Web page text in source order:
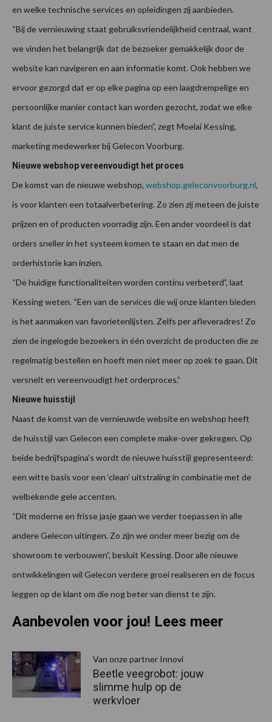
en welke technische services en opleidingen zij aanbieden.
“Bij de vernieuwing staat gebruiksvriendelijkheid centraal, want
we vinden het belangrijk dat de bezoeker gemakkelijk door de
website kan navigeren en aan informatie komt. Ook hebben we
ervoor gezorgd dat er op elke pagina op een laagdrempelige en
persoonlijke manier contact kan worden gezocht, zodat we elke
klant de juiste service kunnen bieden”, zegt Moelai Kessing,
marketing medewerker bij Gelecon Voorburg.
Nieuwe webshop vereenvoudigt het proces
De komst van de nieuwe webshop, webshop.geleconvoorburg.nl,
is voor klanten een totaalverbetering. Zo zien zij meteen de juiste
prijzen en of producten voorradig zijn. Een ander voordeel is dat
orders sneller in het systeem komen te staan en dat men de
orderhistorie kan inzien.
“De huidige functionaliteiten worden continu verbeterd”, laat
Kessing weten. “Een van de services die wij onze klanten bieden
is het aanmaken van favorietenlijsten. Zelfs per afleveradres! Zo
zien de ingelogde bezoekers in één overzicht de producten die ze
regelmatig bestellen en hoeft men niet meer op zoek te gaan. Dit
versnelt en vereenvoudigt het orderproces.”
Nieuwe huisstijl
Naast de komst van de vernieuwde website en webshop heeft
de huisstijl van Gelecon een complete make-over gekregen. Op
beide bedrijfspagina’s wordt de nieuwe huisstijl gepresenteerd:
een witte basis voor een ‘clean’ uitstraling in combinatie met de
welbekende gele accenten.
“Dit moderne en frisse jasje gaan we verder toepassen in alle
andere Gelecon uitingen. Zo zijn we onder meer bezig om de
showroom te verbouwen”, besluit Kessing. Door alle nieuwe
ontwikkelingen wil Gelecon verdere groei realiseren en de focus
leggen op de klant om die nog beter van dienst te zijn.
Aanbevolen voor jou! Lees meer
Van onze partner Innovi
Beetle veegrobot: jouw
slimme hulp op de
werkvloer